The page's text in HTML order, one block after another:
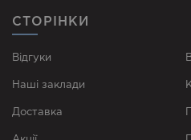
СТОРІНКИ
Відгуки
Наші заклади
Доставка